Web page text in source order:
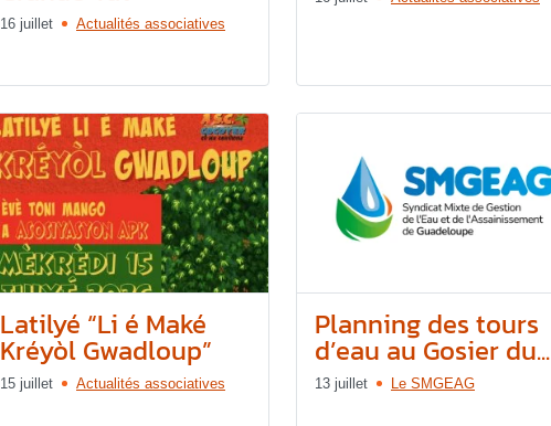
16 juillet Actualités associatives
Latilyé “Li é Maké
Kréyòl Gwadloup”
15 juillet Actualités associatives
Planning des tours
d’eau au Gosier du...
13 juillet Le SMGEAG